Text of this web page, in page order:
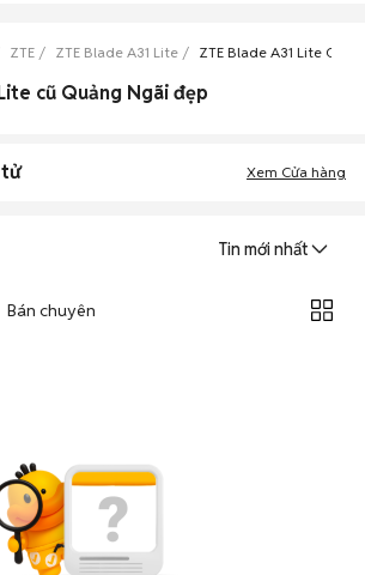
ZTE ZTE Blade A31 Lite ZTE Blade A31 Lite
cũ Quảng Ngãi đẹp
Xem Cửa hàng
Tin mới nhất
Bán chuyên